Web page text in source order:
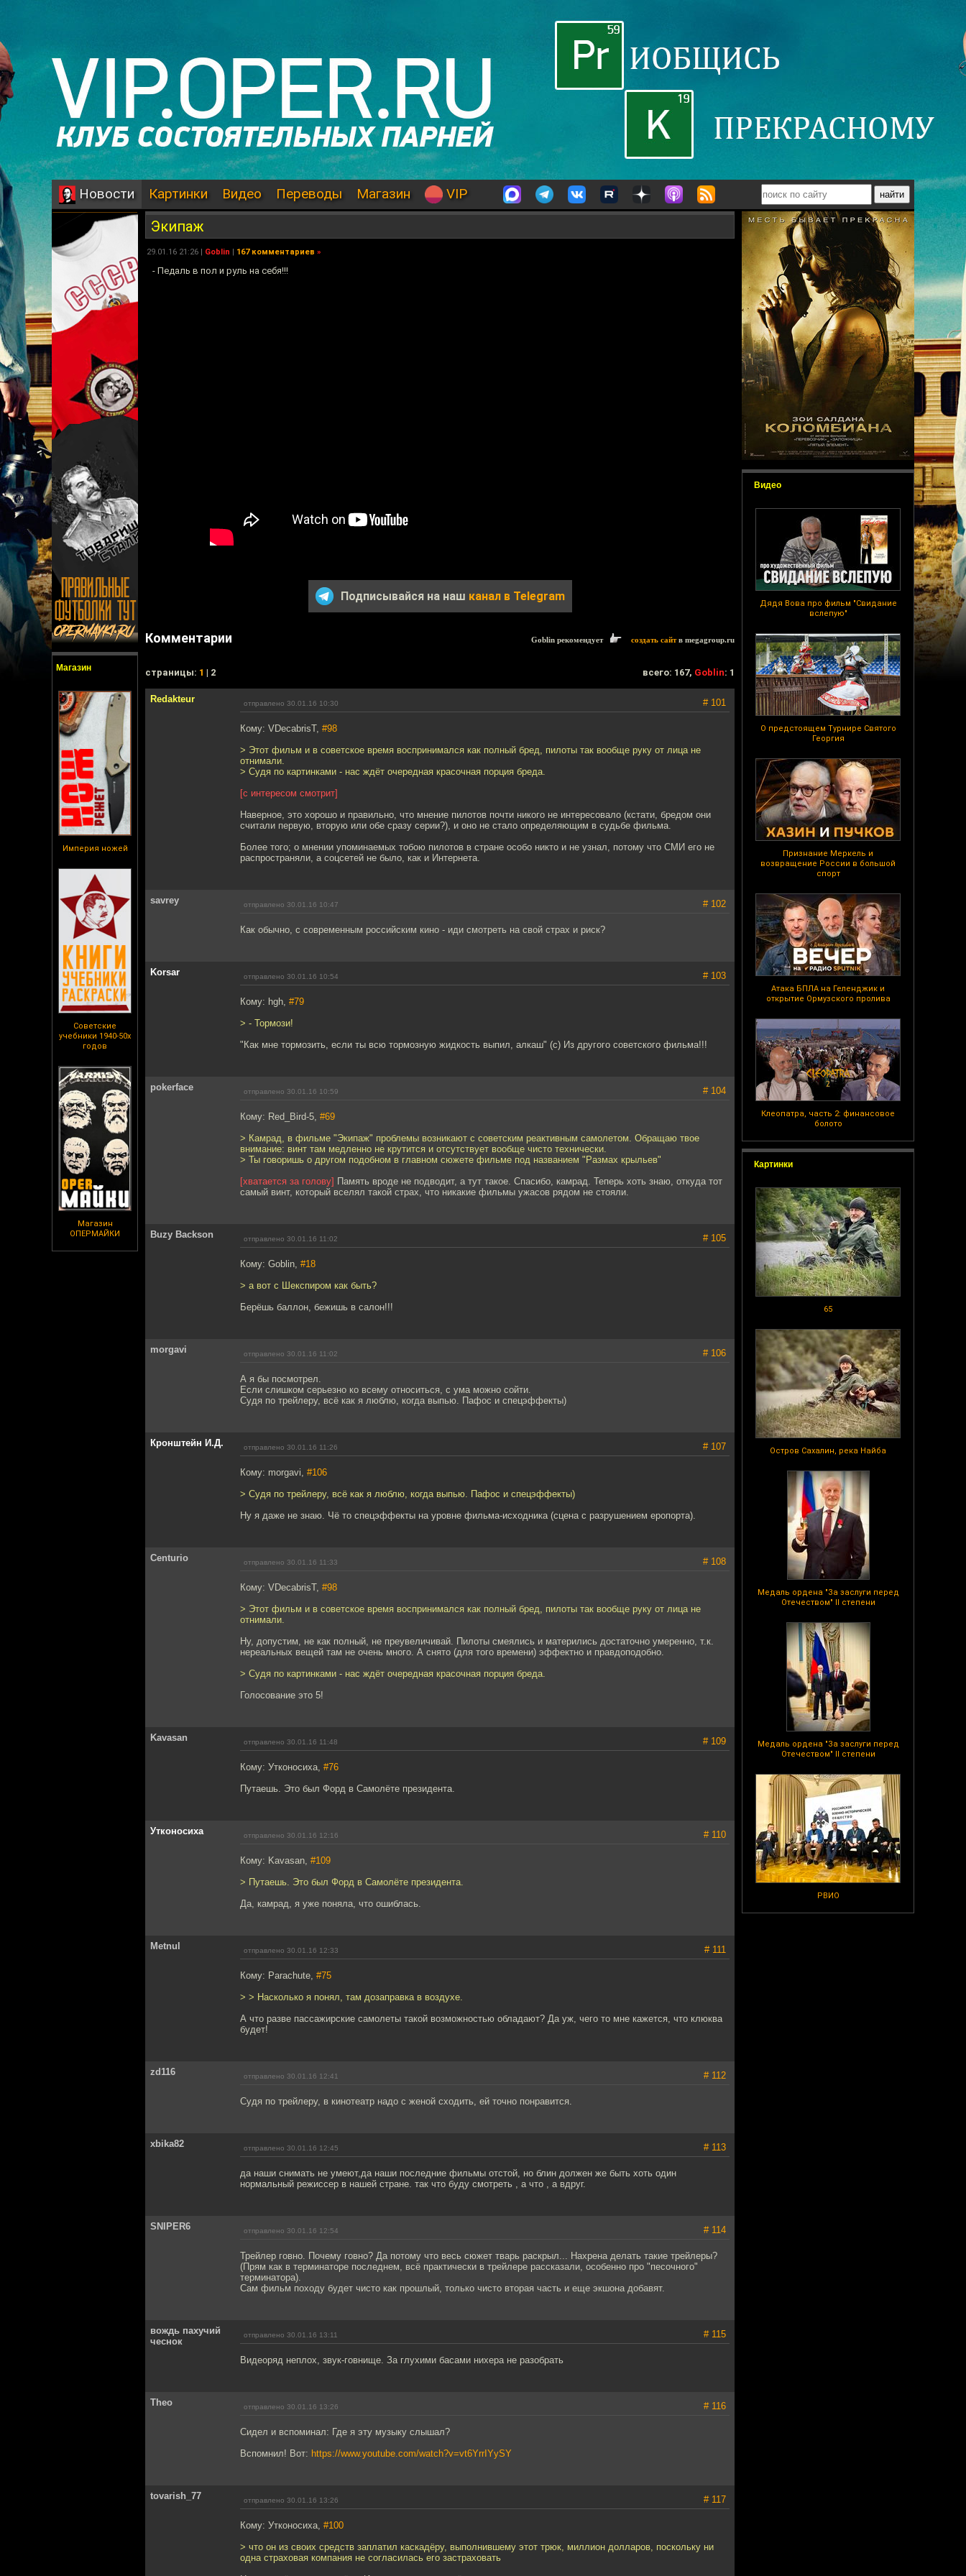
Новости Картинки Видео Переводы Магазин VIP
Магазин
Империя ножей
Советские
учебники 1940-50х
годов
Магазин
ОПЕРМАЙКИ
Видео
Дядя Вова про фильм "Свидание
вслепую"
О предстоящем Турнире Святого
Георгия
Признание Меркель и
возвращение России в большой
спорт
Атака БПЛА на Геленджик и
открытие Ормузского пролива
Клеопатра, часть 2: финансовое
болото
Картинки
65
Остров Сахалин, река Найба
Медаль ордена "За заслуги перед
Отечеством" II степени
Медаль ордена "За заслуги перед
Отечеством" II степени
РВИО
Экипаж
29.01.16 21:26 | Goblin | 167 комментариев »
- Педаль в пол и руль на себя!!!
Подписывайся на наш канал в Telegram
Комментарии Goblin рекомендует создать сайтв megagroup.ru
cтраницы: 1 | 2 всего: 167, Goblin: 1
Redakteur отправлено 30.01.16 10:30 # 101
Кому: VDecabrisT, #98
> Этот фильм и в советское время воспринимался как полный бред, пилоты так вообще руку от лица не
отнимали.
> Судя по картинками - нас ждёт очередная красочная порция бреда.
[с интересом смотрит]
Наверное, это хорошо и правильно, что мнение пилотов почти никого не интересовало (кстати, бредом они
считали первую, вторую или обе сразу серии?), и оно не стало определяющим в судьбе фильма.
Более того; о мнении упоминаемых тобою пилотов в стране особо никто и не узнал, потому что СМИ его не
распространяли, а соцсетей не было, как и Интернета.
savrey отправлено 30.01.16 10:47 # 102
Как обычно, с современным российским кино - иди смотреть на свой страх и риск?
Korsar отправлено 30.01.16 10:54 # 103
Кому: hgh, #79
> - Тормози!
"Как мне тормозить, если ты всю тормозную жидкость выпил, алкаш" (с) Из другого советского фильма!!!
pokerface отправлено 30.01.16 10:59 # 104
Кому: Red_Bird-5, #69
> Камрад, в фильме "Экипаж" проблемы возникают с советским реактивным самолетом. Обращаю твое
внимание: винт там медленно не крутится и отсутствует вообще чисто технически.
> Ты говоришь о другом подобном в главном сюжете фильме под названием "Размах крыльев"
[хватается за голову] Память вроде не подводит, а тут такое. Спасибо, камрад. Теперь хоть знаю, откуда тот
самый винт, который вселял такой страх, что никакие фильмы ужасов рядом не стояли.
Buzy Backson отправлено 30.01.16 11:02 # 105
Кому: Goblin, #18
> а вот с Шекспиром как быть?
Берёшь баллон, бежишь в салон!!!
morgavi отправлено 30.01.16 11:02 # 106
А я бы посмотрел.
Если слишком серьезно ко всему относиться, с ума можно сойти.
Судя по трейлеру, всё как я люблю, когда выпью. Пафос и спецэффекты)
Кронштейн И.Д. отправлено 30.01.16 11:26 # 107
Кому: morgavi, #106
> Судя по трейлеру, всё как я люблю, когда выпью. Пафос и спецэффекты)
Ну я даже не знаю. Чё то спецэффекты на уровне фильма-исходника (сцена с разрушением еропорта).
Centurio отправлено 30.01.16 11:33 # 108
Кому: VDecabrisT, #98
> Этот фильм и в советское время воспринимался как полный бред, пилоты так вообще руку от лица не
отнимали.
Ну, допустим, не как полный, не преувеличивай. Пилоты смеялись и матерились достаточно умеренно, т.к.
нереальных вещей там не очень много. А снято (для того времени) эффектно и правдоподобно.
> Судя по картинками - нас ждёт очередная красочная порция бреда.
Голосование это 5!
Kavasan отправлено 30.01.16 11:48 # 109
Кому: Утконосиха, #76
Путаешь. Это был Форд в Самолёте президента.
Утконосиха отправлено 30.01.16 12:16 # 110
Кому: Kavasan, #109
> Путаешь. Это был Форд в Самолёте президента.
Да, камрад, я уже поняла, что ошиблась.
Metnul отправлено 30.01.16 12:33 # 111
Кому: Parachute, #75
> > Насколько я понял, там дозаправка в воздухе.
А что разве пассажирские самолеты такой возможностью обладают? Да уж, чего то мне кажется, что клюква
будет!
zd116 отправлено 30.01.16 12:41 # 112
Судя по трейлеру, в кинотеатр надо с женой сходить, ей точно понравится.
xbika82 отправлено 30.01.16 12:45 # 113
да наши снимать не умеют,да наши последние фильмы отстой, но блин должен же быть хоть один
нормальный режиссер в нашей стране. так что буду смотреть , а что , а вдруг.
SNIPER6 отправлено 30.01.16 12:54 # 114
Трейлер говно. Почему говно? Да потому что весь сюжет тварь раскрыл... Нахрена делать такие трейлеры?
(Прям как в терминаторе последнем, всё практически в трейлере рассказали, особенно про "песочного"
терминатора).
Сам фильм походу будет чисто как прошлый, только чисто вторая часть и еще экшона добавят.
вождь пахучий
чеснок
отправлено 30.01.16 13:11 # 115
Видеоряд неплох, звук-говнище. За глухими басами нихера не разобрать
Theo отправлено 30.01.16 13:26 # 116
Сидел и вспоминал: Где я эту музыку слышал?
Вспомнил! Вот: https://www.youtube.com/watch?v=vt6YrrIYySY
tovarish_77 отправлено 30.01.16 13:26 # 117
Кому: Утконосиха, #100
> что он из своих средств заплатил каскадёру, выполнившему этот трюк, миллион долларов, поскольку ни
одна страховая компания не согласилась его застраховать